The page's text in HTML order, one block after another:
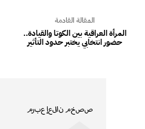
المقالة القادمة
المرأة العراقية بين الكوتا والقيادة..
حضور انتخابي يختبر حدود التأثير